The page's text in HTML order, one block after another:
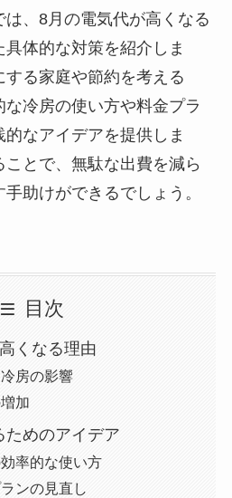
、8月の電気代が高くなる
体的な対策を紹介しま
る家庭や節約を考える
冷房の使い方や料金プラ
なアイデアを提供しま
とで、無駄な出費を減ら
助けができるでしょう。
目次
くなる理由
房の影響
加
ためのアイデア
率的な使い方
ンの見直し